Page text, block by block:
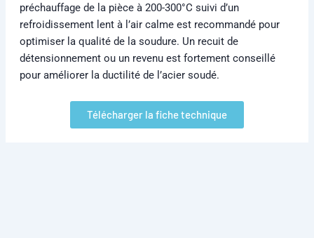
préchauffage de la pièce à 200-300°C suivi d’un
refroidissement lent à l’air calme est recommandé pour
optimiser la qualité de la soudure. Un recuit de
détensionnement ou un revenu est fortement conseillé
pour améliorer la ductilité de l’acier soudé.
Télécharger la fiche technique